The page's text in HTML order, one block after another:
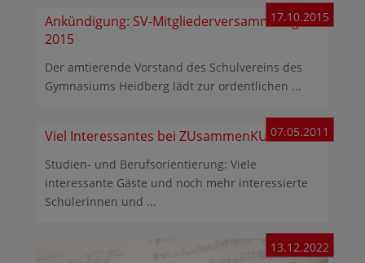
Ankündigung: SV-Mitgliederversammlung
2015
17.10.2015
Der amtierende Vorstand des Schulvereins des
Gymnasiums Heidberg lädt zur ordentlichen ...
Viel Interessantes bei ZUsammenKUNFT07.05.2011
Studien- und Berufsorientierung: Viele
interessante Gäste und noch mehr interessierte
Schülerinnen und ...
13.12.2022